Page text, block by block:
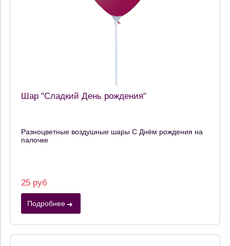
Шар "Сладкий День рождения"
Разноцветные воздушные шары С Днём рождения на
палочке
25 руб
Подробнее